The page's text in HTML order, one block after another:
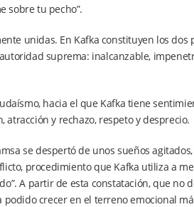
sobre tu pecho”.
unidas. En Kafka constituyen los dos
suprema: inalcanzable,
hacia el que Kafka tiene
y rechazo, respeto y desprecio.
se despertó de unos sueños
procedimiento que Kafka utiliza a
A partir de esta constatación, que no
crecer en el terreno emocional